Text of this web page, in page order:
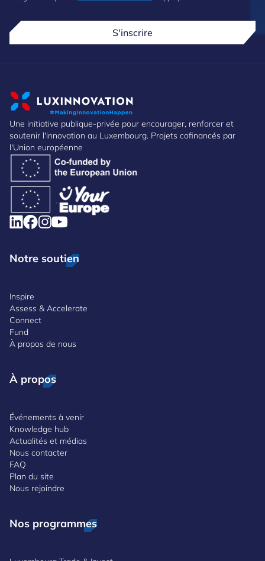
S'inscrire
Une initiative publique-privée pour encourager, renforcer et
soutenir l'innovation au Luxembourg. Projets cofinancés par
l'Union européenne
Notre soutien
Inspire
Assess & Accelerate
Connect
Fund
À propos de nous
À propos
Événements à venir
Knowledge hub
Actualités et médias
Nous contacter
FAQ
Plan du site
Nous rejoindre
Nos programmes